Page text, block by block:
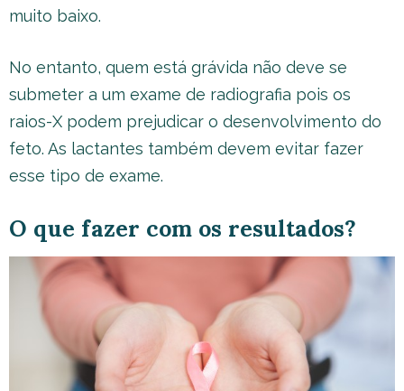
muito baixo.
No entanto, quem está grávida não deve se
submeter a um exame de radiografia pois os
raios-X podem prejudicar o desenvolvimento do
feto. As lactantes também devem evitar fazer
esse tipo de exame.
O que fazer com os resultados?